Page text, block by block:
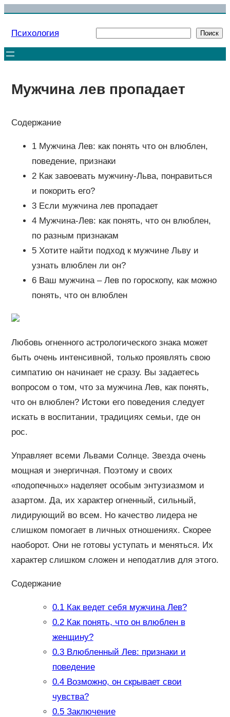
Перейти
Психология Поиск
Мужчина лев пропадает
Содержание
1 Мужчина Лев: как понять что он влюблен,
поведение, признаки
2 Как завоевать мужчину-Льва, понравиться
и покорить его?
3 Если мужчина лев пропадает
4 Мужчина-Лев: как понять, что он влюблен,
по разным признакам
5 Хотите найти подход к мужчине Льву и
узнать влюблен ли он?
6 Ваш мужчина – Лев по гороскопу, как можно
понять, что он влюблен
Любовь огненного астрологического знака может
быть очень интенсивной, только проявлять свою
симпатию он начинает не сразу. Вы задаетесь
вопросом о том, что за мужчина Лев, как понять,
что он влюблен? Истоки его поведения следует
искать в воспитании, традициях семьи, где он
рос.
Управляет всеми Львами Солнце. Звезда очень
мощная и энергичная. Поэтому и своих
«подопечных» наделяет особым энтузиазмом и
азартом. Да, их характер огненный, сильный,
лидирующий во всем. Но качество лидера не
слишком помогает в личных отношениях. Скорее
наоборот. Они не готовы уступать и меняться. Их
характер слишком сложен и неподатлив для этого.
Содержание
0.1Как ведет себя мужчина Лев?
0.2Как понять, что он влюблен в
женщину?
0.3Влюбленный Лев: признаки и
поведение
0.4Возможно, он скрывает свои
чувства?
0.5Заключение